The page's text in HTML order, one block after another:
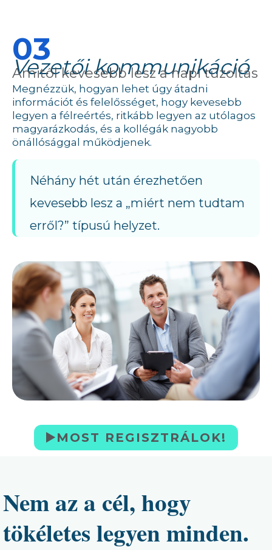
03
Vezetői kommunikáció
Amitől kevesebb lesz a napi tűzoltás
Megnézzük, hogyan lehet úgy átadni
információt és felelősséget, hogy kevesebb
legyen a félreértés, ritkább legyen az utólagos
magyarázkodás, és a kollégák nagyobb
önállósággal működjenek.
Néhány hét után érezhetően
kevesebb lesz a „miért nem tudtam
erről?” típusú helyzet.
▶️MOST REGISZTRÁLOK!
Nem az a cél, hogy
tökéletes legyen minden.